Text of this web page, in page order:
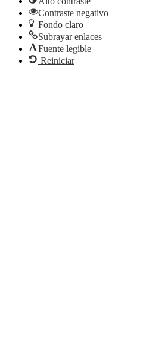
Contraste negativo
Fondo claro
Subrayar enlaces
Fuente legible
Reiniciar